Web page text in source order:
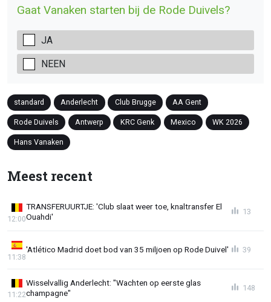
Gaat Vanaken starten bij de Rode Duivels?
JA
NEEN
standard Anderlecht Club Brugge AA Gent
Rode Duivels Antwerp KRC Genk Mexico WK 2026
Hans Vanaken
Meest recent
TRANSFERUURTJE: 'Club slaat weer toe, knaltransfer El
Ouahdi'
12:00
13
'Atlético Madrid doet bod van 35 miljoen op Rode Duivel'
11:38
39
Wisselvallig Anderlecht: "Wachten op eerste glas
champagne"
11:22
148